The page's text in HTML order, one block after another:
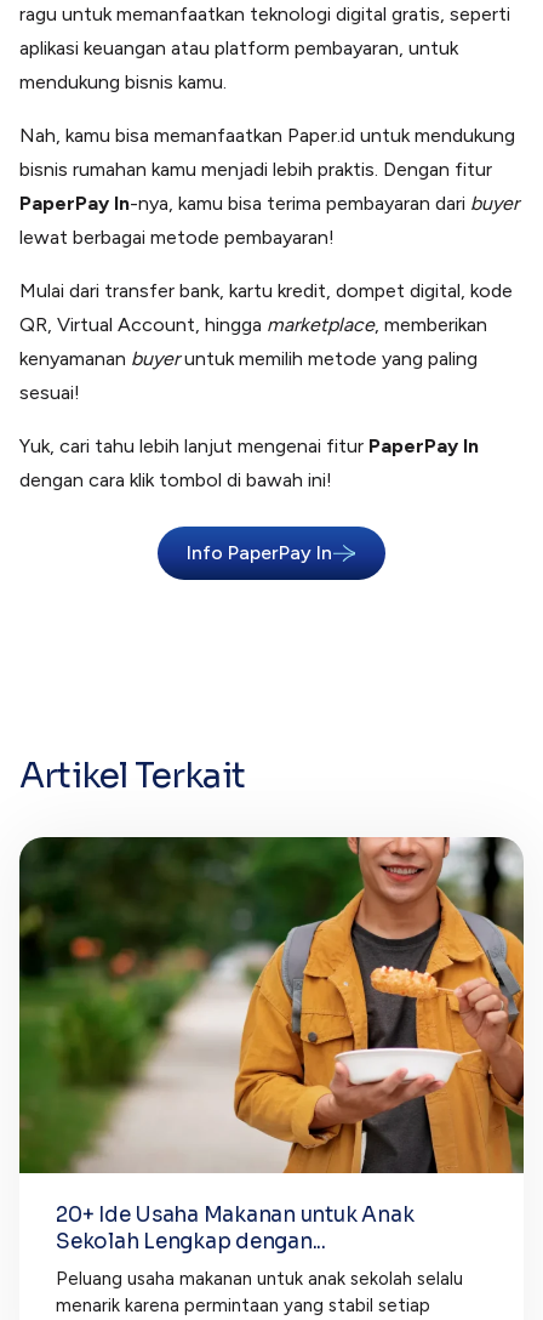
ragu untuk memanfaatkan teknologi digital gratis, seperti
aplikasi keuangan atau platform pembayaran, untuk
mendukung bisnis kamu.
Nah, kamu bisa memanfaatkan Paper.id untuk mendukung
bisnis rumahan kamu menjadi lebih praktis. Dengan fitur
PaperPay In-nya, kamu bisa terima pembayaran dari buyer
lewat berbagai metode pembayaran!
Mulai dari transfer bank, kartu kredit, dompet digital, kode
QR, Virtual Account, hingga marketplace, memberikan
kenyamanan buyeruntuk memilih metode yang paling
sesuai!
Yuk, cari tahu lebih lanjut mengenai fitur PaperPay In
dengan cara klik tombol di bawah ini!
Info PaperPay In
Artikel Terkait
20+ Ide Usaha Makanan untuk Anak
Sekolah Lengkap dengan...
Peluang usaha makanan untuk anak sekolah selalu
menarik karena permintaan yang stabil setiap